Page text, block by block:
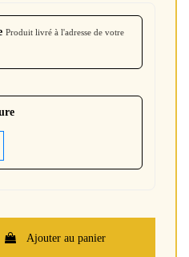
Produit livré à l'adresse de votre
Ajouter au panier